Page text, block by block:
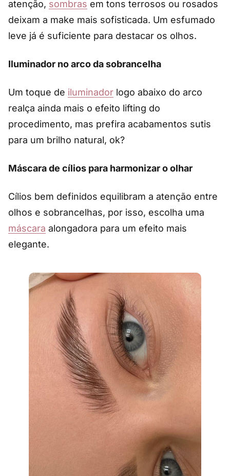
atenção, sombras em tons terrosos ou rosados
deixam a make mais sofisticada. Um esfumado
leve já é suficiente para destacar os olhos.
Iluminador no arco da sobrancelha
Um toque de iluminador logo abaixo do arco
realça ainda mais o efeito lifting do
procedimento, mas prefira acabamentos sutis
para um brilho natural, ok?
Máscara de cílios para harmonizar o olhar
Cílios bem definidos equilibram a atenção entre
olhos e sobrancelhas, por isso, escolha uma
máscara alongadora para um efeito mais
elegante.